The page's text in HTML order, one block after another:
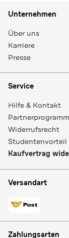
Unternehmen
Über uns
Karriere
Presse
Service
Hilfe & Kontakt
Partnerprogramm
Widerrufsrecht
Studentenvorteil
Kaufvertrag
Versandart
Zahlungsarten